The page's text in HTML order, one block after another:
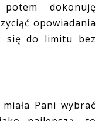
dokonuję
opowiadania
się do limitu bez
miała Pani wybrać